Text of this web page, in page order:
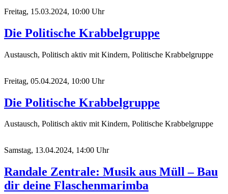
Freitag, 15.03.2024, 10:00 Uhr
Die Politische Krabbelgruppe
Austausch, Politisch aktiv mit Kindern, Politische Krabbelgruppe
Freitag, 05.04.2024, 10:00 Uhr
Die Politische Krabbelgruppe
Austausch, Politisch aktiv mit Kindern, Politische Krabbelgruppe
Samstag, 13.04.2024, 14:00 Uhr
Randale Zentrale: Musik aus Müll – Bau
dir deine Flaschenmarimba